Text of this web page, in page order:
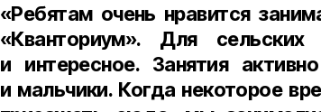
«Ребятам очень нравится
«Кванториум». Для
и интересное. Занятия
и мальчики. Когда некоторое